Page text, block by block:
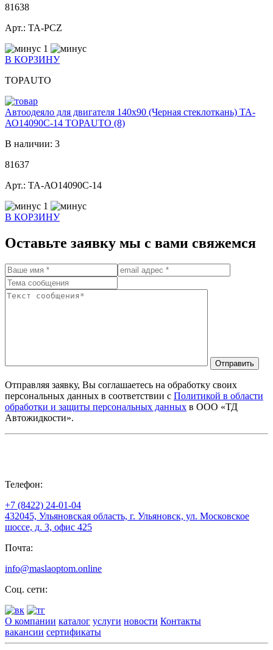
81638
Арт.: ТА-PCZ
1
В КОРЗИНУ
TOPAUTO
Автоодеяло для двигателя 140x90 (Черная стеклоткань) ТА-
АО14090С-14 TOPAUTO (8)
В наличии: 3
81637
Арт.: ТА-АО14090С-14
1
В КОРЗИНУ
Оставьте заявку мы с вами свяжемся
Отправить
Отправляя заявку, Вы соглашаетесь на обработку своих
персональных данных в соответствии с Политикой в области
обработки и защиты персональных данных в ООО «ТД
Автожидкости».
Телефон:
+7 (8422) 24-01-04
432045, Ульяновская область, г. Ульяновск, ул. Московское
шоссе, д. 3, офис 425
Почта:
info@maslaoptom.online
Соц. сети:
О компании каталог услуги новости Контакты
вакансии сертификаты